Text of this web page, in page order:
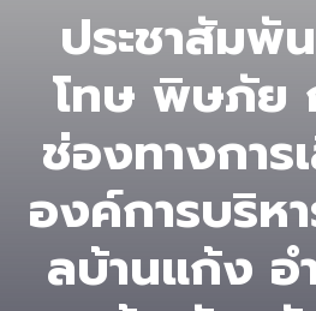
ประชาสัมพั
โทษ พิษภัย
ช่องทางการ
องค์การบริห
ลบ้านแก้ง อ